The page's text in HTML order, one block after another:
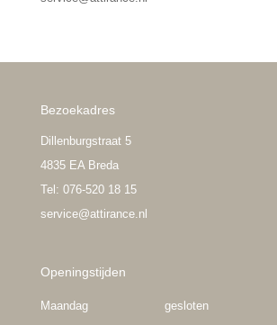
Bezoekadres
Dillenburgstraat 5
4835 EA Breda
Tel: 076-520 18 15
service@attirance.nl
Openingstijden
Maandag
gesloten